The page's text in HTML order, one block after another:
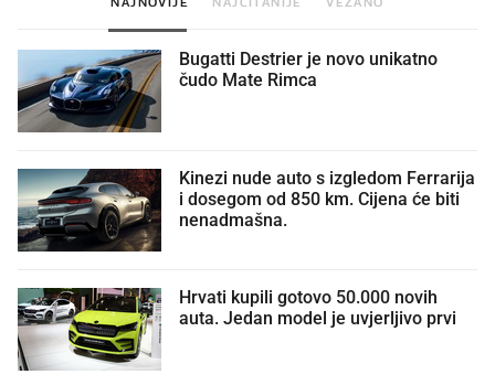
Bugatti Destrier je novo unikatno
čudo Mate Rimca
Kinezi nude auto s izgledom Ferrarija
i dosegom od 850 km. Cijena će biti
nenadmašna.
Hrvati kupili gotovo 50.000 novih
auta. Jedan model je uvjerljivo prvi